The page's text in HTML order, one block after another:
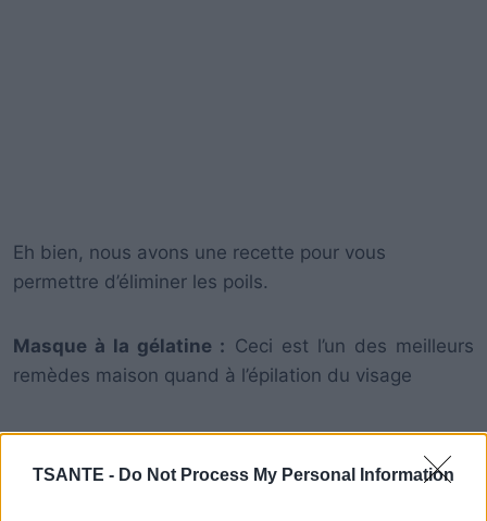
TSANTE - Do Not Process My Personal Information
Eh bien, nous avons une recette pour vous
permettre d’éliminer les poils.
Masque à la gélatine : Ceci est l’un des meilleurs
remèdes maison quand à l’épilation du visage